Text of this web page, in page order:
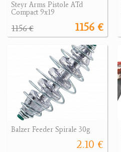
Steyr Arms Pistole ATd
Compact 9x19
1156 €
1156 €
Balzer Feeder Spirale 30g
2.10 €